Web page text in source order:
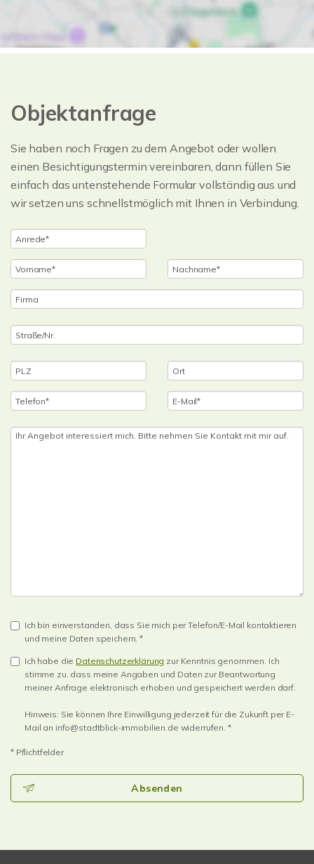
Objektanfrage
Sie haben noch Fragen zu dem Angebot oder wollen
einen Besichtigungstermin vereinbaren, dann füllen Sie
einfach das untenstehende Formular vollständig aus und
wir setzen uns schnellstmöglich mit Ihnen in Verbindung.
Ich bin einverstanden, dass Sie mich per Telefon/E-Mail kontaktieren
und meine Daten speichern. *
Ich habe die Datenschutzerklärung zur Kenntnis genommen. Ich
stimme zu, dass meine Angaben und Daten zur Beantwortung
meiner Anfrage elektronisch erhoben und gespeichert werden darf.
Hinweis: Sie können Ihre Einwilligung jederzeit für die Zukunft per E-
Mail an info@stadtblick-immobilien.de widerrufen. *
* Pflichtfelder
Absenden